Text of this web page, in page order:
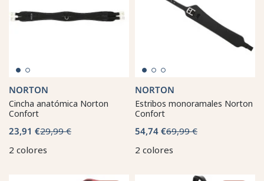
NORTON
Cincha anatómica Norton
Confort
23,91 €29,99 €
2 colores
NORTON
Estribos monoramales Norton
Confort
54,74 €69,99 €
2 colores